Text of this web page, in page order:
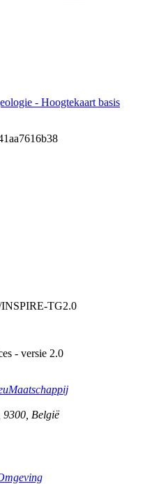
- Hoogtekaart basis
INSPIRE-TG2.0
- versie 2.0
9300 België